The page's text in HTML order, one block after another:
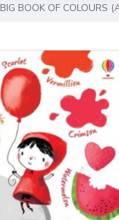
BIG BOOK OF COLOURS